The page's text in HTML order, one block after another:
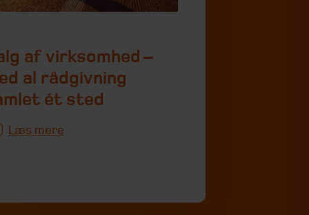
af virksomhed –
al rådgivning
ét sted
Læs mere